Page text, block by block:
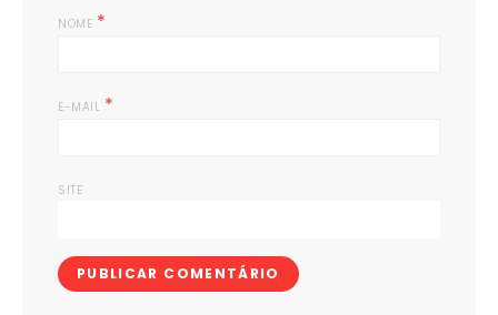
NOME *
E-MAIL *
SITE